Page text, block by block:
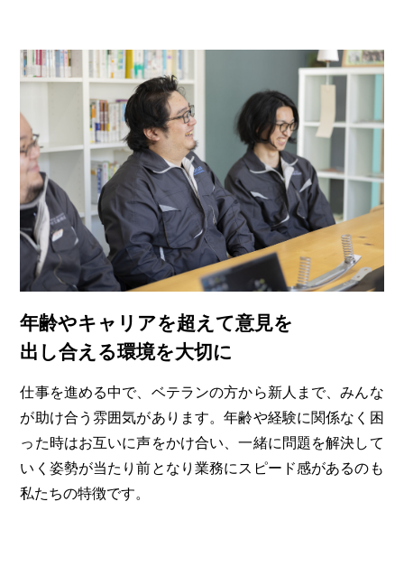
年齢やキャリアを超えて意見を
出し合える環境を大切に
仕事を進める中で、ベテランの方から新人まで、みんな
が助け合う雰囲気があります。年齢や経験に関係なく困
った時はお互いに声をかけ合い、一緒に問題を解決して
いく姿勢が当たり前となり業務にスピード感があるのも
私たちの特徴です。